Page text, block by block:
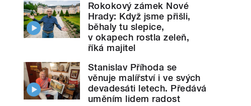
Rokokový zámek Nové
Hrady: Když jsme přišli,
běhaly tu slepice,
v okapech rostla zeleň,
říká majitel
Stanislav Příhoda se
věnuje malířství i ve svých
devadesáti letech. Předává
uměním lidem radost